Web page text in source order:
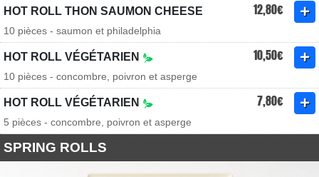
HOT ROLL THON SAUMON CHEESE 12,80€
10 pièces - saumon et philadelphia
HOT ROLL VÉGÉTARIEN 10,50€
10 pièces - concombre, poivron et asperge
HOT ROLL VÉGÉTARIEN 7,80€
5 pièces - concombre, poivron et asperge
SPRING ROLLS